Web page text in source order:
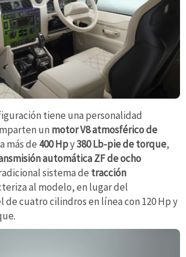
tiene una personalidad
un motor V8 atmosférico de
más de 400 Hpy380 Lb-pie de torque,
automática ZF de ocho
sistema de tracción
al modelo, en lugar del
cuatro cilindros en línea con 120 Hp y